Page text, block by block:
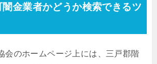
金業者かどうか検索できるツ
会のホームページ上には、三戸郡階